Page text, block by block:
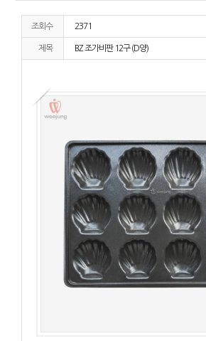
조회수 2371
제목 BZ 조가비판 12구 (D양)